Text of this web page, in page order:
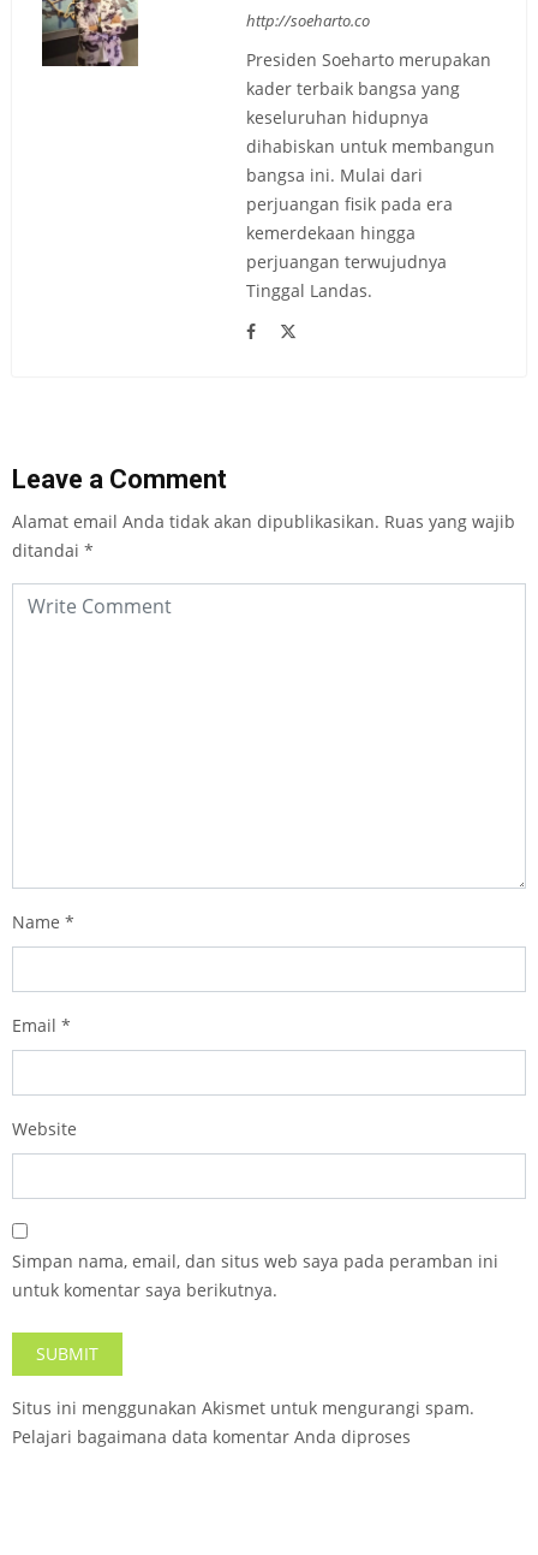
http://soeharto.co
Presiden Soeharto merupakan
kader terbaik bangsa yang
keseluruhan hidupnya
dihabiskan untuk membangun
bangsa ini. Mulai dari
perjuangan fisik pada era
kemerdekaan hingga
perjuangan terwujudnya
Tinggal Landas.
Leave a Comment
Alamat email Anda tidak akan dipublikasikan. Ruas yang wajib
ditandai *
Name *
Email *
Website
Simpan nama, email, dan situs web saya pada peramban ini
untuk komentar saya berikutnya.
Situs ini menggunakan Akismet untuk mengurangi spam.
Pelajari bagaimana data komentar Anda diproses